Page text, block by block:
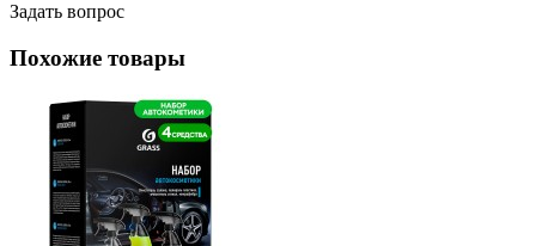
Задать вопрос
Похожие товары